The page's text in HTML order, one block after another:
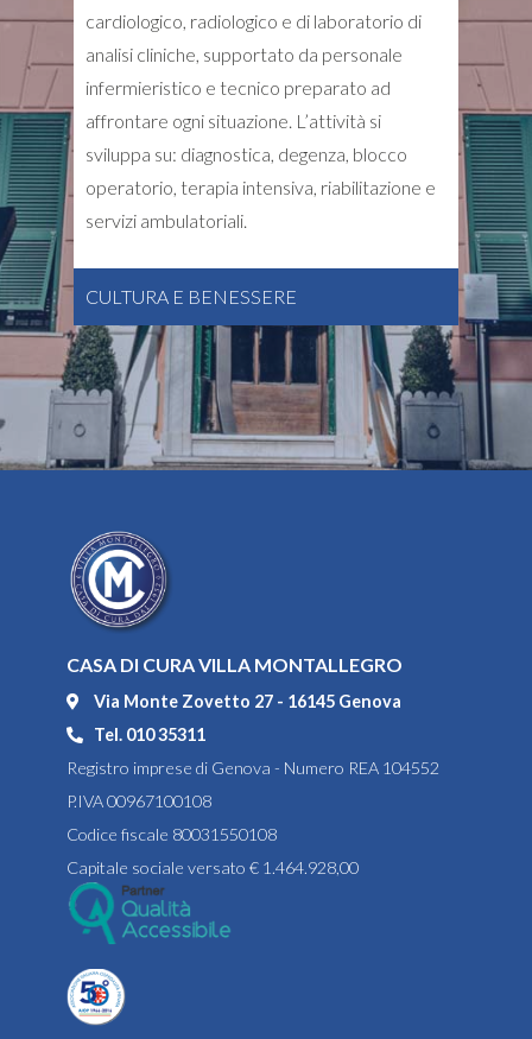
cardiologico, radiologico e di laboratorio di
analisi cliniche, supportato da personale
infermieristico e tecnico preparato ad
affrontare ogni situazione. L’attività si
sviluppa su: diagnostica, degenza, blocco
operatorio, terapia intensiva, riabilitazione e
servizi ambulatoriali.
CULTURA E BENESSERE
CASA DI CURA VILLA MONTALLEGRO
Via Monte Zovetto 27 - 16145 Genova
Tel. 010 35311
Registro imprese di Genova - Numero REA 104552
P.IVA 00967100108
Codice fiscale 80031550108
Capitale sociale versato € 1.464.928,00